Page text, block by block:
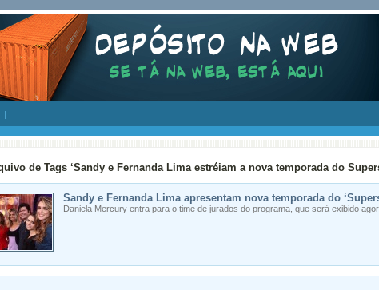
de Tags ‘Sandy e Fernanda Lima estréiam a nova temporada do
Sandy e Fernanda Lima apresentam nova temporada do
Daniela Mercury entra para o time de jurados do programa, que será exibido